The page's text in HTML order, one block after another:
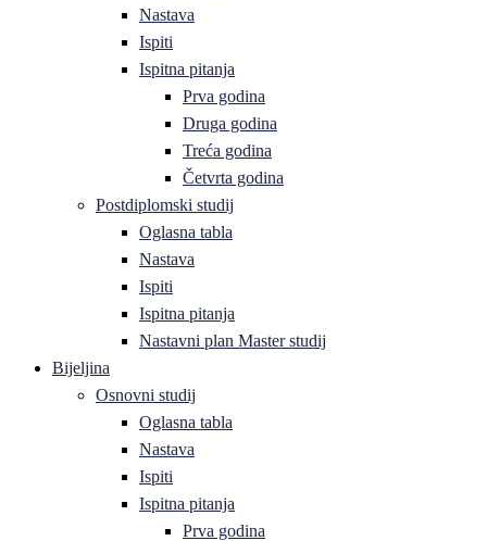
Nastava
Ispiti
Ispitna pitanja
Prva godina
Druga godina
Treća godina
Četvrta godina
Postdiplomski studij
Oglasna tabla
Nastava
Ispiti
Ispitna pitanja
Nastavni plan Master studij
Bijeljina
Osnovni studij
Oglasna tabla
Nastava
Ispiti
Ispitna pitanja
Prva godina